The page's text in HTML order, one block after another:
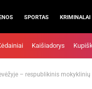
SPORTAS KRIMINALAI
Kaišiadorys
– respublikinis mokyklinių